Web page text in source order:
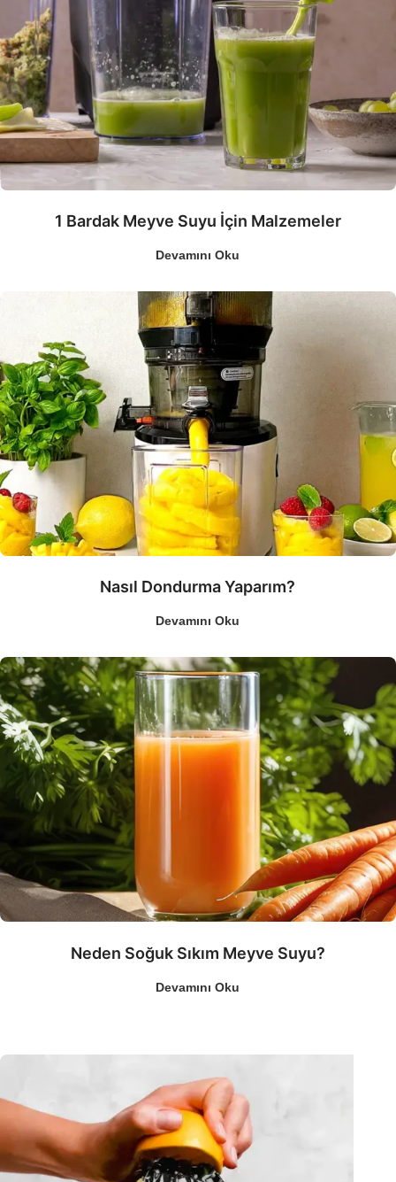
1 Bardak Meyve Suyu İçin Malzemeler
Devamını Oku
Nasıl Dondurma Yaparım?
Devamını Oku
Neden Soğuk Sıkım Meyve Suyu?
Devamını Oku